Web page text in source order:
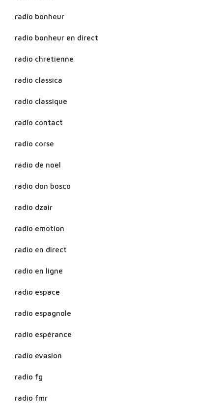
radio bonheur
radio bonheur en direct
radio chretienne
radio classica
radio classique
radio contact
radio corse
radio de noel
radio don bosco
radio dzair
radio emotion
radio en direct
radio en ligne
radio espace
radio espagnole
radio espérance
radio evasion
radio fg
radio fmr